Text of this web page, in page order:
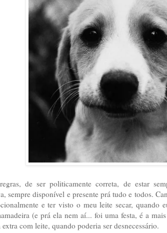
de ser politicamente correta, de estar
sempre disponível e presente prá tudo e todos.
e ter visto o meu leite secar, quando
(e prá ela nem aí... foi uma festa, é a
extra com leite, quando poderia ser desnecessário.